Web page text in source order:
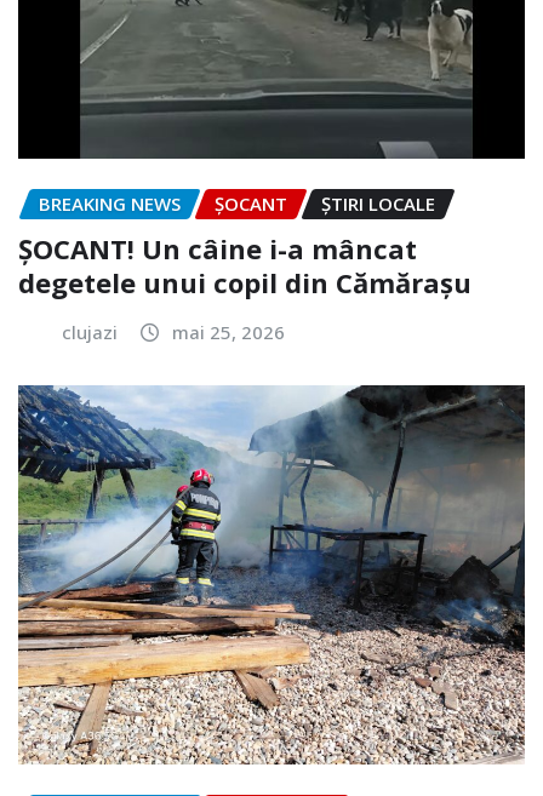
BREAKING NEWS ȘOCANT ȘTIRI LOCALE
ȘOCANT! Un câine i-a mâncat
degetele unui copil din Cămărașu
clujazi mai 25, 2026